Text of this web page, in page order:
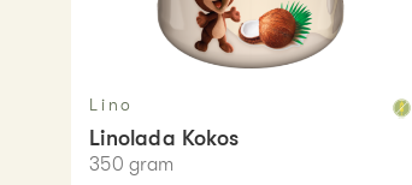
Lino
Linolada Kokos
350 gram